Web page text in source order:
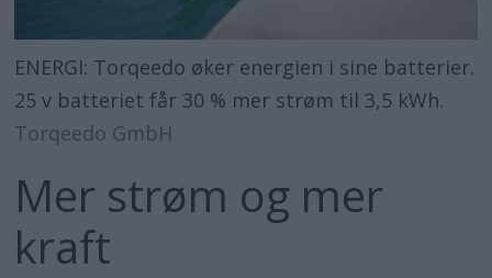
ENERGI: Torqeedo øker energien i sine batterier.
25 v batteriet får 30 % mer strøm til 3,5 kWh.
Torqeedo GmbH
Mer strøm og mer
kraft